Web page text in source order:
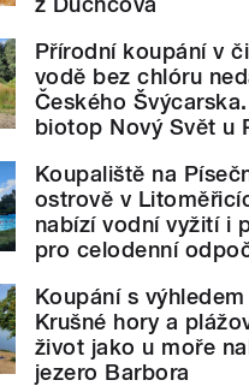
Přírodní koupání v
vodě bez chlóru
Českého
biotop Nový Svět u
Koupaliště na
ostrově v
nabízí vodní vyžití i
pro celodenní
Koupání s výhledem
Krušné hory a
život jako u moře
jezero Barbora